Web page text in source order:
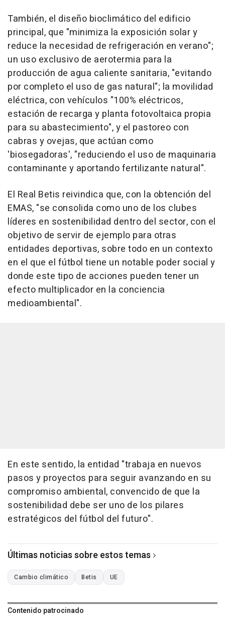
También, el diseño bioclimático del edificio
principal, que "minimiza la exposición solar y
reduce la necesidad de refrigeración en verano";
un uso exclusivo de aerotermia para la
producción de agua caliente sanitaria, "evitando
por completo el uso de gas natural"; la movilidad
eléctrica, con vehículos "100% eléctricos,
estación de recarga y planta fotovoltaica propia
para su abastecimiento", y el pastoreo con
cabras y ovejas, que actúan como
'biosegadoras', "reduciendo el uso de maquinaria
contaminante y aportando fertilizante natural".
El Real Betis reivindica que, con la obtención del
EMAS, "se consolida como uno de los clubes
líderes en sostenibilidad dentro del sector, con el
objetivo de servir de ejemplo para otras
entidades deportivas, sobre todo en un contexto
en el que el fútbol tiene un notable poder social y
donde este tipo de acciones pueden tener un
efecto multiplicador en la conciencia
medioambiental".
En este sentido, la entidad "trabaja en nuevos
pasos y proyectos para seguir avanzando en su
compromiso ambiental, convencido de que la
sostenibilidad debe ser uno de los pilares
estratégicos del fútbol del futuro".
Últimas noticias sobre estos temas
Cambio climático Betis UE
Contenido patrocinado